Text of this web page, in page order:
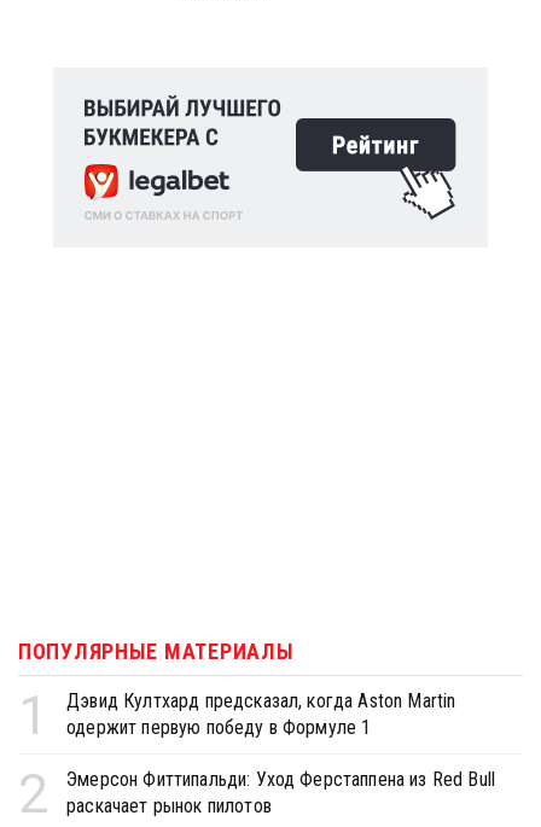
ПОПУЛЯРНЫЕ МАТЕРИАЛЫ
1
Дэвид Култхард предсказал, когда Aston Martin
одержит первую победу в Формуле 1
2
Эмерсон Фиттипальди: Уход Ферстаппена из Red Bull
раскачает рынок пилотов